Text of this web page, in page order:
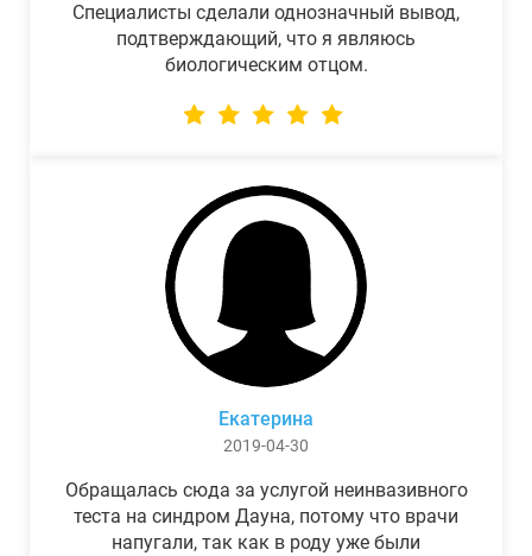
Специалисты сделали однозначный вывод,
подтверждающий, что я являюсь
биологическим отцом.
Екатерина
2019-04-30
Обращалась сюда за услугой неинвазивного
теста на синдром Дауна, потому что врачи
напугали, так как в роду уже были